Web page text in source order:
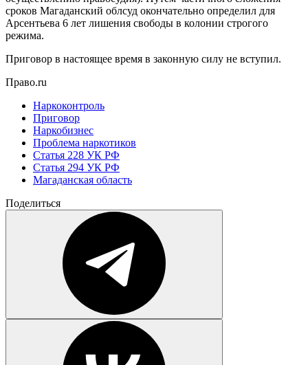
сроков Магаданский облсуд окончательно определил для
Арсентьева 6 лет лишения свободы в колонии строгого
режима.
Приговор в настоящее время в законную силу не вступил.
Право.ru
Наркоконтроль
Приговор
Наркобизнес
Проблема наркотиков
Статья 228 УК РФ
Статья 294 УК РФ
Магаданская область
Поделиться